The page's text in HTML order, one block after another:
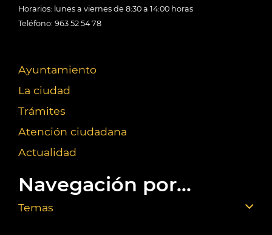
Horarios: lunes a viernes de 8:30 a 14:00 horas
Teléfono: 963 52 54 78
Ayuntamiento
La ciudad
Trámites
Atención ciudadana
Actualidad
Navegación por...
Temas